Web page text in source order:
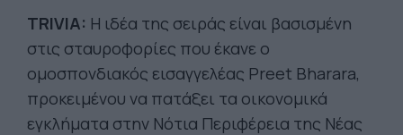
TRIVIA: Η ιδέα της σειράς είναι βασισμένη
στις σταυροφορίες που έκανε ο
ομοσπονδιακός εισαγγελέας Preet Bharara,
προκειμένου να πατάξει τα οικονομικά
εγκλήματα στην Νότια Περιφέρεια της Νέας